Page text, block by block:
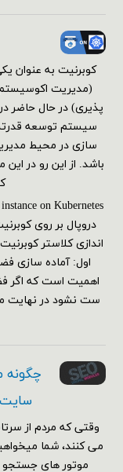
کوبرنیت به عنوان
(مدیریت
پذیری) در حال حاضر
سیستم توسعه
سازی در محیط
باشد. از این رو در این
دروپال بر روی
اول: آماده سازی
اهمیت است که اگر
ست نشود در نهایت
چگونه
وقتی که مردم از
می کنند، شما